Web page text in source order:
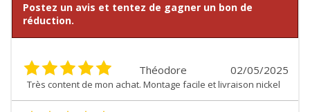
Postez un avis et tentez de gagner un bon de
réduction.
02/05/2025
Théodore
Très content de mon achat. Montage facile et livraison nickel